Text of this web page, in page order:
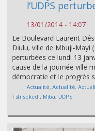
l’UDPS
13/01/2014 - 14:07
Le Boulevard Laurent
Diulu, ville de Mbuji-Mayi
perturbées ce lundi 13
cause de la journée ville
démocratie et le progrès
Actualité, Actualité,
Tshisekedi, Miba, UDPS